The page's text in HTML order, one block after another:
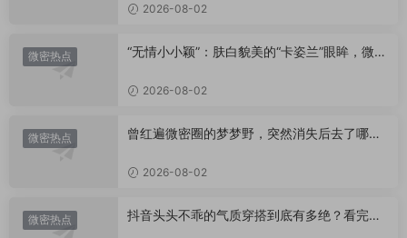
2026-08-02
微密热点
“无情小小颖”：肤白貌美的“卡姿兰”眼眸，微密
2026-08-02
微密热点
曾红遍微密圈的梦梦野，突然消失后去了哪
2026-08-02
微密热点
抖音头头不乖的气质穿搭到底有多绝？看完想